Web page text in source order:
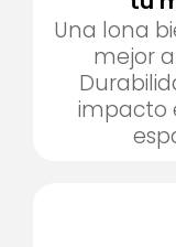
Una lona
mejor
impacto